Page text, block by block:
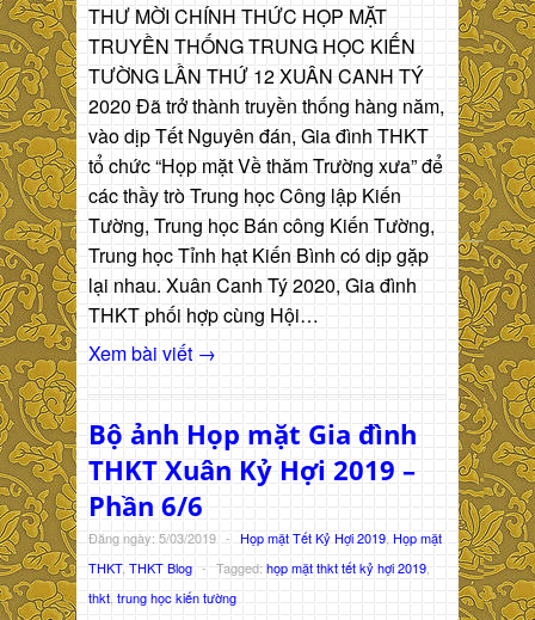
THƯ MỜI CHÍNH THỨC HỌP MẶT
TRUYỀN THỐNG TRUNG HỌC KIẾN
TƯỜNG LẦN THỨ 12 XUÂN CANH TÝ
2020 Đã trở thành truyền thống hàng năm,
vào dịp Tết Nguyên đán, Gia đình THKT
tổ chức “Họp mặt Về thăm Trường xưa” để
các thầy trò Trung học Công lập Kiến
Tường, Trung học Bán công Kiến Tường,
Trung học Tỉnh hạt Kiến Bình có dịp gặp
lại nhau. Xuân Canh Tý 2020, Gia đình
THKT phối hợp cùng Hội…
Xem bài viết →
Bộ ảnh Họp mặt Gia đình
THKT Xuân Kỷ Hợi 2019 –
Phần 6/6
Đăng ngày: 5/03/2019 - Họp mặt Tết Kỷ Hợi 2019 Họp mặt
THKT, THKT Blog - Tagged:họp mặt thkt tết kỷ hợi 2019
thkt, trung học kiến tường